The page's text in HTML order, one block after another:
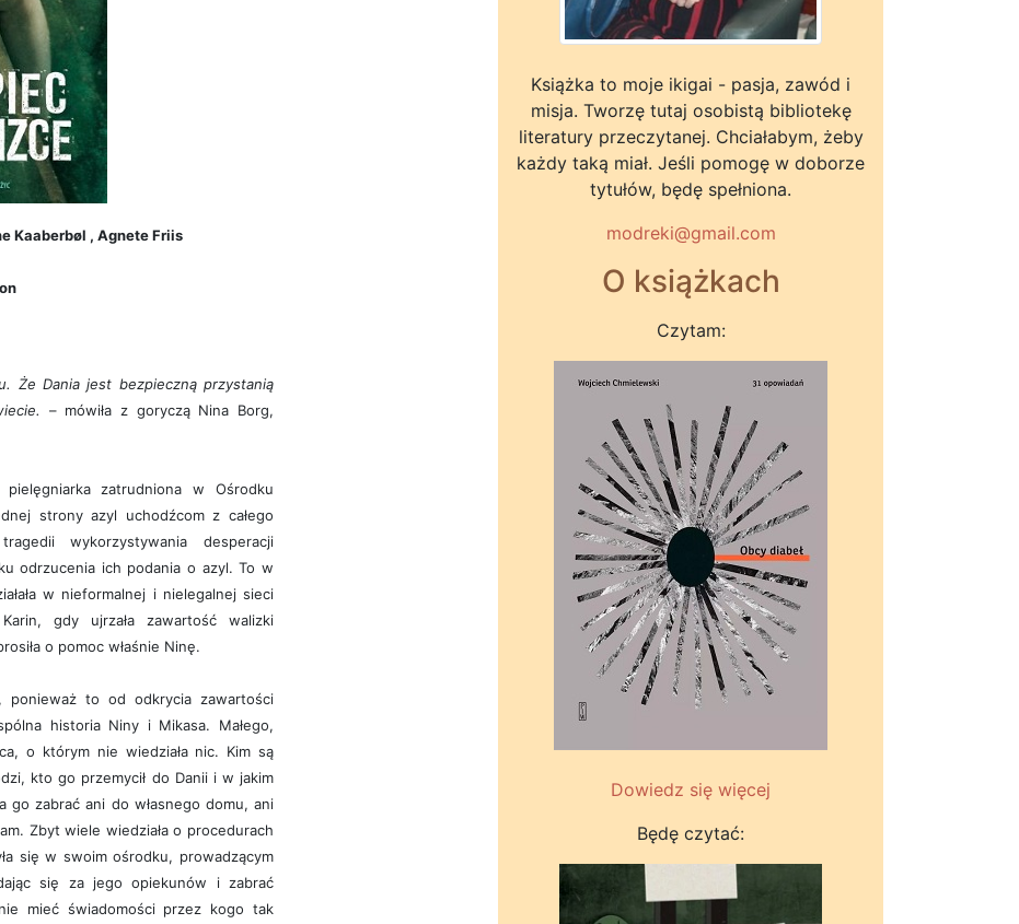
Kaaberbøl , Agnete Friis
Że Dania jest bezpieczną przystanią
– mówiła z goryczą Nina Borg,
zatrudniona w Ośrodku
strony azyl uchodźcom z całego
wykorzystywania desperacji
odrzucenia ich podania o azyl. To w
w nieformalnej i nielegalnej sieci
gdy ujrzała zawartość walizki
o pomoc właśnie Ninę.
ponieważ to od odkrycia zawartości
historia Niny i Mikasa. Małego,
o którym nie wiedziała nic. Kim są
kto go przemycił do Danii i w jakim
go zabrać ani do własnego domu, ani
Zbyt wiele wiedziała o procedurach
się w swoim ośrodku, prowadzącym
się za jego opiekunów i zabrać
mieć świadomości przez kogo tak
Książka to moje ikigai - pasja, zawód i
misja. Tworzę tutaj osobistą bibliotekę
literatury przeczytanej. Chciałabym, żeby
każdy taką miał. Jeśli pomogę w doborze
tytułów, będę spełniona.
modreki@gmail.com
O książkach
Czytam:
Dowiedz się więcej
Będę czytać: